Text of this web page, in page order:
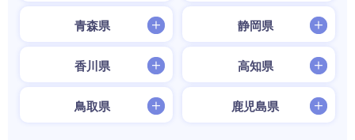
青森県 静岡県
香川県 高知県
鳥取県 鹿児島県